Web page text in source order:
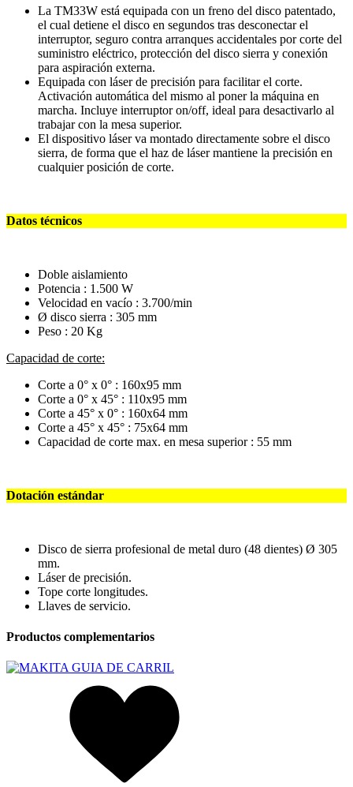
La TM33W está equipada con un freno del disco patentado,
el cual detiene el disco en segundos tras desconectar el
interruptor, seguro contra arranques accidentales por corte del
suministro eléctrico, protección del disco sierra y conexión
para aspiración externa.
Equipada con láser de precisión para facilitar el corte.
Activación automática del mismo al poner la máquina en
marcha. Incluye interruptor on/off, ideal para desactivarlo al
trabajar con la mesa superior.
El dispositivo láser va montado directamente sobre el disco
sierra, de forma que el haz de láser mantiene la precisión en
cualquier posición de corte.
Datos técnicos
Doble aislamiento
Potencia : 1.500 W
Velocidad en vacío : 3.700/min
Ø disco sierra : 305 mm
Peso : 20 Kg
Capacidad de corte:
Corte a 0° x 0° : 160x95 mm
Corte a 0° x 45° : 110x95 mm
Corte a 45° x 0° : 160x64 mm
Corte a 45° x 45° : 75x64 mm
Capacidad de corte max. en mesa superior : 55 mm
Dotación estándar
Disco de sierra profesional de metal duro (48 dientes) Ø 305
mm.
Láser de precisión.
Tope corte longitudes.
Llaves de servicio.
Productos complementarios